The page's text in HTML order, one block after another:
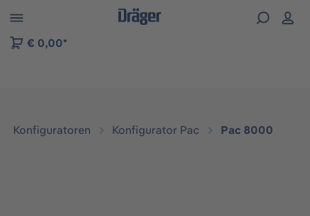
der B2B-Plattform springen
€ 0,00*
Konfiguratoren Konfigurator Pac Pac 8000